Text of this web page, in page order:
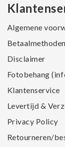
Algemene
Betaalmethoden
Disclaimer
Fotobehang
Klantenservice
Levertijd &
Privacy Policy
Retourneren/